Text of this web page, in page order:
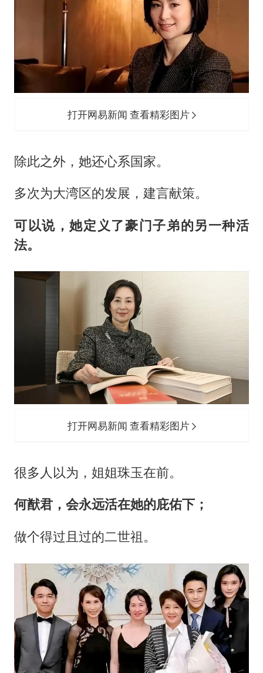
打开网易新闻 查看精彩图片
除此之外，她还心系国家。
多次为大湾区的发展，建言献策。
可以说，她定义了豪门子弟的另一种活
法。
打开网易新闻 查看精彩图片
很多人以为，姐姐珠玉在前。
何猷君，会永远活在她的庇佑下；
做个得过且过的二世祖。